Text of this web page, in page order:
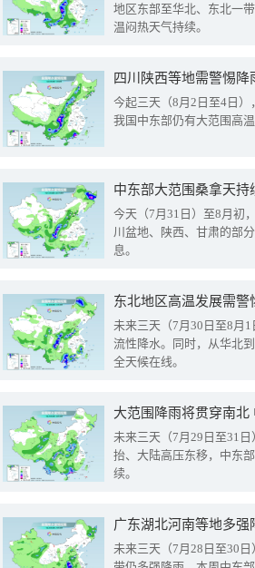
地区东部至华北、东北一
温闷热天气持续。
今起三天（8月2日至4日
我国中东部仍有大范围高
中东部大范围桑拿天
今天（7月31日）至8月初
川盆地、陕西、甘肃的部
息。
东北地区高温发展需
未来三天（7月30日至8月
流性降水。同时，从华北
全天候在线。
大范围降雨将贯穿南
未来三天（7月29日至31
抬、大陆高压东移，中东
续。
广东湖北河南等地多
未来三天（7月28日至30